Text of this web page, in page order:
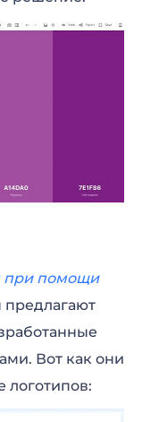
при помощи
предлагают
Вот как они
логотипов: